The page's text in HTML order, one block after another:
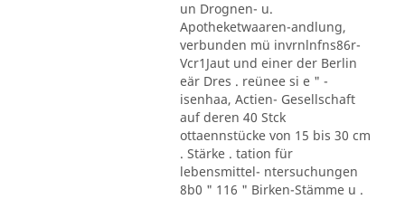
un Drognen- u.
Apotheketwaaren-andlung,
verbunden mü invrnlnfns86r-
Vcr1Jaut und einer der Berlin
eär Dres . reünee si e " -
isenhaa, Actien- Gesellschaft
auf deren 40 Stck
ottaennstücke von 15 bis 30 cm
. Stärke . tation für
lebensmittel- ntersuchungen
8b0 " 116 " Birken-Stämme u .